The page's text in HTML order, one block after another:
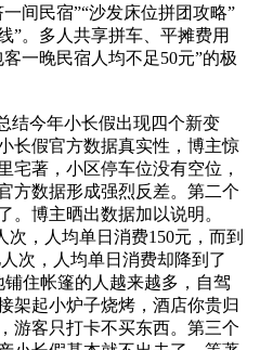
间民宿”“沙发床位拼团攻略”
”。多人共享拼车、平摊费用
一晚民宿人均不足50元”的极
结今年小长假出现四个新变
长假官方数据真实性，博主惊
宅著，小区停车位没有空位，
方数据形成强烈反差。第二个
。博主晒出数据加以说明。
次，人均单日消费150元，而到
次，人均单日消费却降到了
住帐篷的人越来越多，自驾
架起小炉子烧烤，酒店你贵归
游客只打卡不买东西。第三个